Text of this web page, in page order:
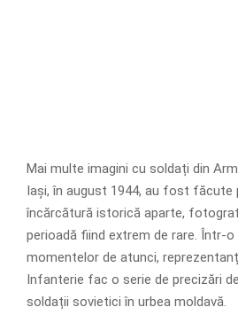
Mai multe imagini cu soldați din
Iași, în august 1944, au fost făcute
încărcătură istorică aparte,
perioadă fiind extrem de rare. Într-
momentelor de atunci,
Infanterie fac o serie de precizări
soldații sovietici în urbea moldavă.